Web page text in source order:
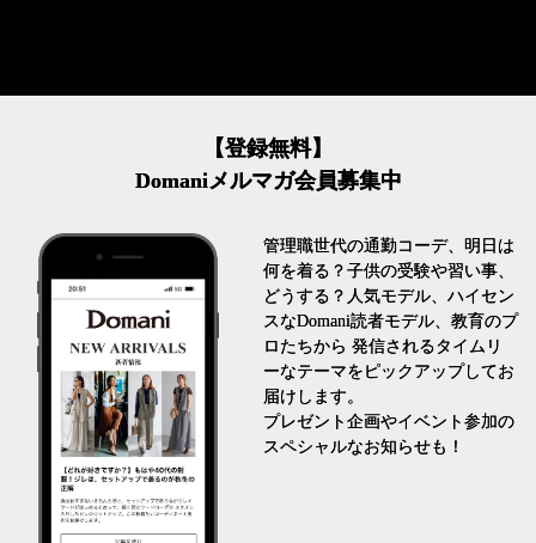
【登録無料】
Domaniメルマガ会員募集中
管理職世代の通勤コーデ、明日は
何を着る？子供の受験や習い事、
どうする？人気モデル、ハイセン
スなDomani読者モデル、教育のプ
ロたちから 発信されるタイムリ
ーなテーマをピックアップしてお
届けします。
プレゼント企画やイベント参加の
スペシャルなお知らせも！